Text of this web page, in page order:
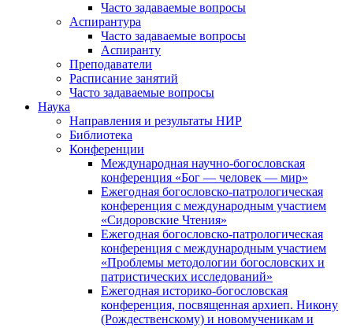
Часто задаваемые вопросы
Аспирантура
Часто задаваемые вопросы
Аспиранту
Преподаватели
Расписание занятий
Часто задаваемые вопросы
Наука
Направления и результаты НИР
Библиотека
Конференции
Международная научно-богословская
конференция «Бог — человек — мир»
Ежегодная богословско-патрологическая
конференция с международным участием
«Сидоровские Чтения»
Ежегодная богословско-патрологическая
конференция с международным участием
«Проблемы методологии богословских и
патристических исследований»
Ежегодная историко-богословская
конференция, посвященная архиеп. Никону
(Рождественскому) и новомученикам и